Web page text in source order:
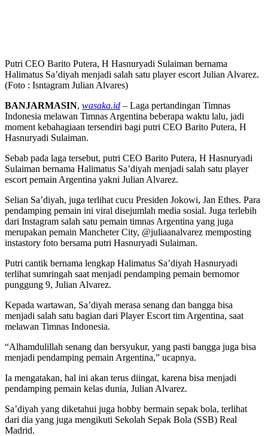
Putri CEO Barito Putera, H Hasnuryadi Sulaiman bernama
Halimatus Sa’diyah menjadi salah satu player escort Julian Alvarez.
(Foto : Isntagram Julian Alvares)
BANJARMASIN, wasaka.id – Laga pertandingan Timnas
Indonesia melawan Timnas Argentina beberapa waktu lalu, jadi
moment kebahagiaan tersendiri bagi putri CEO Barito Putera, H
Hasnuryadi Sulaiman.
Sebab pada laga tersebut, putri CEO Barito Putera, H Hasnuryadi
Sulaiman bernama Halimatus Sa’diyah menjadi salah satu player
escort pemain Argentina yakni Julian Alvarez.
Selian Sa’diyah, juga terlihat cucu Presiden Jokowi, Jan Ethes. Para
pendamping pemain ini viral disejumlah media sosial. Juga terlebih
dari Instagram salah satu pemain timnas Argentina yang juga
merupakan pemain Mancheter City, @juliaanalvarez memposting
instastory foto bersama putri Hasnuryadi Sulaiman.
Putri cantik bernama lengkap Halimatus Sa’diyah Hasnuryadi
terlihat sumringah saat menjadi pendamping pemain bernomor
punggung 9, Julian Alvarez.
Kepada wartawan, Sa’diyah merasa senang dan bangga bisa
menjadi salah satu bagian dari Player Escort tim Argentina, saat
melawan Timnas Indonesia.
“Alhamdulillah senang dan bersyukur, yang pasti bangga juga bisa
menjadi pendamping pemain Argentina,” ucapnya.
Ia mengatakan, hal ini akan terus diingat, karena bisa menjadi
pendamping pemain kelas dunia, Julian Alvarez.
Sa’diyah yang diketahui juga hobby bermain sepak bola, terlihat
dari dia yang juga mengikuti Sekolah Sepak Bola (SSB) Real
Madrid.